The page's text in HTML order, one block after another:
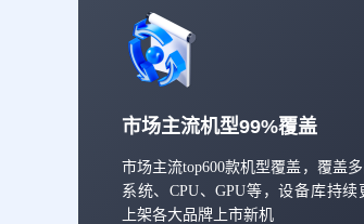
市场主流机型99%覆盖
市场主流top600款机型覆盖，覆盖多
系统、CPU、GPU等，设备库持续
上架各大品牌上市新机